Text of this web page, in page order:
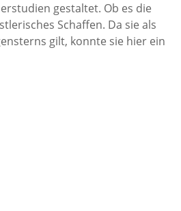
gestaltet. Ob es die
Schaffen. Da sie als
gilt, konnte sie hier ein